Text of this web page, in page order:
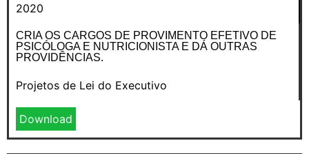
2020
CRIA OS CARGOS DE PROVIMENTO EFETIVO DE
PSICÓLOGA E NUTRICIONISTA E DÁ OUTRAS
PROVIDÊNCIAS.
Projetos de Lei do Executivo
Download